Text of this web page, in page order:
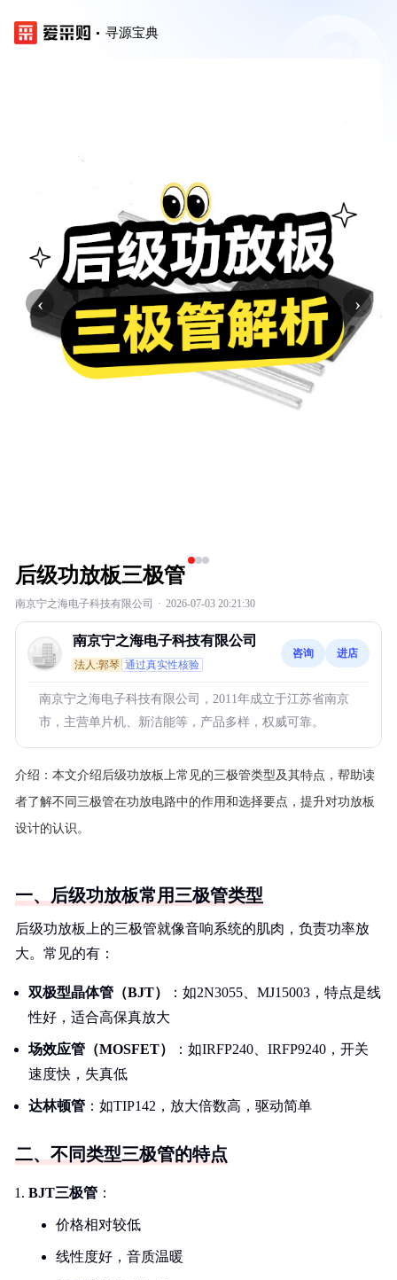
寻源宝典
‹ ›
后级功放板三极管
南京宁之海电子科技有限公司 · 2026-07-03 20:21:30
南京宁之海电子科技有限公司
法人:郭琴 通过真实性核验
咨询 进店
南京宁之海电子科技有限公司，2011年成立于江苏省南京
市，主营单片机、新洁能等，产品多样，权威可靠。
介绍： 本文介绍后级功放板上常见的三极管类型及其特点，帮助读
者了解不同三极管在功放电路中的作用和选择要点，提升对功放板
设计的认识。
一、后级功放板常用三极管类型
后级功放板上的三极管就像音响系统的肌肉，负责功率放
大。常见的有：
双极型晶体管（BJT）
：如2N3055、MJ15003，特点是线
性好，适合高保真放大
场效应管（MOSFET）
：如IRFP240、IRFP9240，开关
速度快，失真低
达林顿管 ：如TIP142，放大倍数高，驱动简单
二、不同类型三极管的特点
BJT三极管 ：
价格相对较低
线性度好，音质温暖